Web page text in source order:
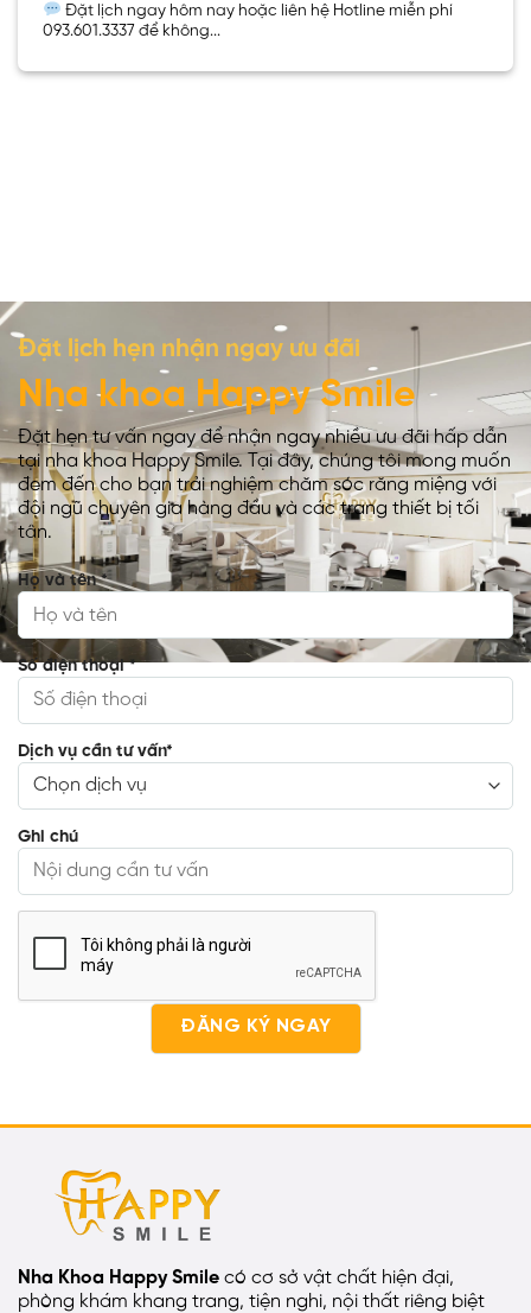
Đặt lịch ngay hôm nay hoặc liên hệ Hotline miễn phí
093.601.3337 để không...
Đặt lịch hẹn nhận ngay ưu đãi
Nha khoa Happy Smile
Đặt hẹn tư vấn ngay để nhận ngay nhiều ưu đãi hấp dẫn
tại nha khoa Happy Smile. Tại đây, chúng tôi mong muốn
đem đến cho bạn trải nghiệm chăm sóc răng miệng với
đội ngũ chuyên gia hàng đầu và các trang thiết bị tối
tân.
Họ và tên*
Số điện thoại*
Dịch vụ cần tư vấn*
Ghi chú
Nha Khoa Happy Smile có cơ sở vật chất hiện đại,
phòng khám khang trang, tiện nghi, nội thất riêng biệt